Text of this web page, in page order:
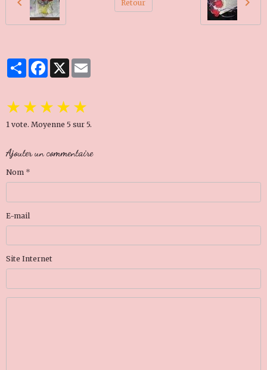
Retour
PartagerFacebook
X
★★★★★
1 vote. Moyenne 5 sur 5.
Ajouter un commentaire
Nom
E-mail
Site Internet